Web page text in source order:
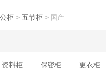
柜 > 五节柜 > 国产
资料柜 保密柜 更衣柜